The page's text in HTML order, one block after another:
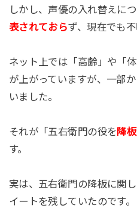
しかし、声優の入れ替えにつ
表されておらず、現在でも不
ネット上では「高齢」や「
が上がっていますが、一部
いました。
それが「五右衛門の役を降
す。
実は、五右衛門の降板に関
イートを残していたのです。